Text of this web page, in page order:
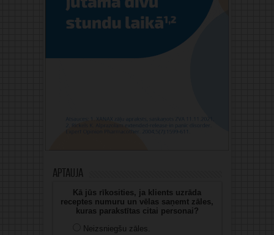
Aptauja
Kā jūs rīkosities, ja klients uzrāda
receptes numuru un vēlas saņemt zāles,
kuras parakstītas citai personai?
Neizsniegšu zāles.